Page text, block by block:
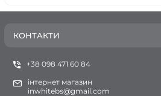
КОНТАКТИ
+38 098 471 60 84
інтернет магазин
inwhitebs@gmail.com